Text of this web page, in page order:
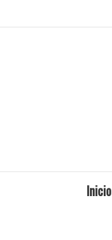
Inicio